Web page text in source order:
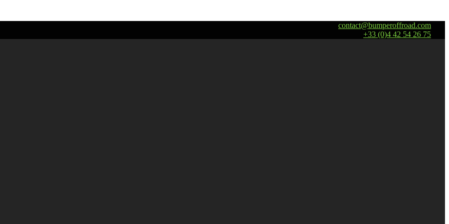
contact@bumperoffroad.com
+33 (0)4 42 54 26 75